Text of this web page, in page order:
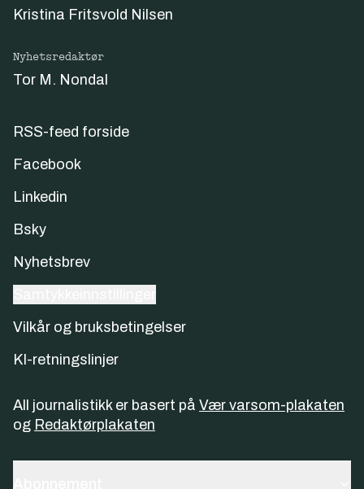
Kristina Fritsvold Nilsen
Nyhetsredaktør
Tor M. Nondal
RSS-feed forside
Facebook
Linkedin
Bsky
Nyhetsbrev
Vilkår og bruksbetingelser
KI-retningslinjer
All journalistikk er basert på Vær varsom-plakaten
og Redaktørplakaten